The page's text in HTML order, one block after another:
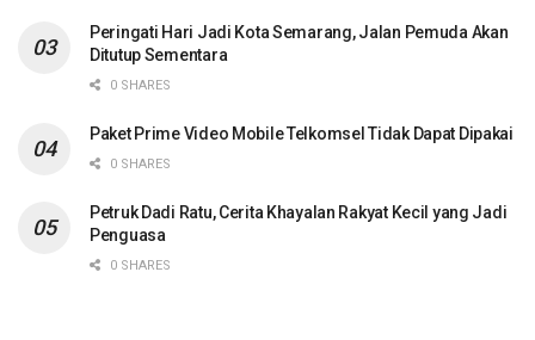
Peringati Hari Jadi Kota Semarang, Jalan Pemuda Akan
Ditutup Sementara
0 SHARES
Paket Prime Video Mobile Telkomsel Tidak Dapat Dipakai
0 SHARES
Petruk Dadi Ratu, Cerita Khayalan Rakyat Kecil yang Jadi
Penguasa
0 SHARES